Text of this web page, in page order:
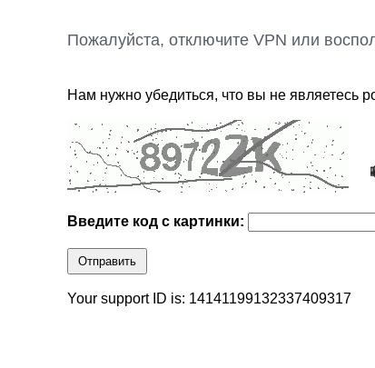
Пожалуйста, отключите VPN или
Нам нужно убедиться, что вы не являетесь
Введите код с картинки:
Отправить
Your support ID is: 14141199132337409317